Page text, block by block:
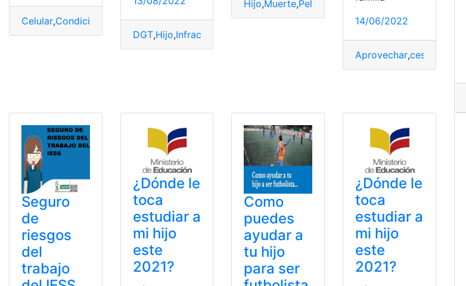
Celular,Condiciones Devaluar,Hijo,inteligentes
DGT,Hijo,Infracción
Hijo,Muerte,Peligro retos,virales
14/06/2022
Aprovechar,cesárea
Seguro
de
riesgos
del
trabajo
¿Dónde le
toca
estudiar a
mi hijo
este
2021?
Como
puedes
ayudar a
tu hijo
para ser
¿Dónde le
toca
estudiar a
mi hijo
este
2021?